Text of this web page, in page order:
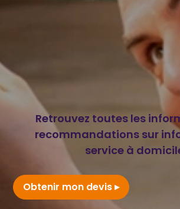
Retrouvez toutes les
recommandations sur
service à
Obtenir mon devis